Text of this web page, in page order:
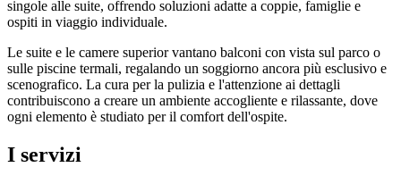
singole alle suite, offrendo soluzioni adatte a coppie, famiglie e
ospiti in viaggio individuale.
Le suite e le camere superior vantano balconi con vista sul parco o
sulle piscine termali, regalando un soggiorno ancora più esclusivo e
scenografico. La cura per la pulizia e l'attenzione ai dettagli
contribuiscono a creare un ambiente accogliente e rilassante, dove
ogni elemento è studiato per il comfort dell'ospite.
I servizi